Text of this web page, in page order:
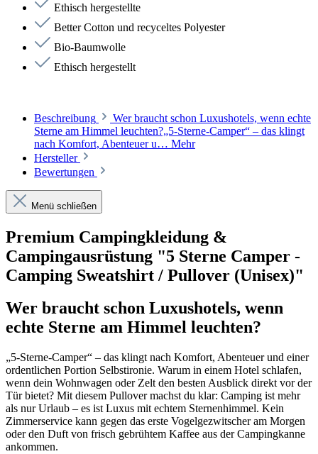
Ethisch hergestellte
Better Cotton und recyceltes Polyester
Bio-Baumwolle
Ethisch hergestellt
Beschreibung
Wer braucht schon Luxushotels, wenn echte
Sterne am Himmel leuchten?„5-Sterne-Camper“ – das klingt
nach Komfort, Abenteuer u… Mehr
Hersteller
Bewertungen
Menü schließen
Premium Campingkleidung &
Campingausrüstung "5 Sterne Camper -
Camping Sweatshirt / Pullover (Unisex)"
Wer braucht schon Luxushotels, wenn
echte Sterne am Himmel leuchten?
„5-Sterne-Camper“ – das klingt nach Komfort, Abenteuer und einer
ordentlichen Portion Selbstironie. Warum in einem Hotel schlafen,
wenn dein Wohnwagen oder Zelt den besten Ausblick direkt vor der
Tür bietet? Mit diesem Pullover machst du klar: Camping ist mehr
als nur Urlaub – es ist Luxus mit echtem Sternenhimmel. Kein
Zimmerservice kann gegen das erste Vogelgezwitscher am Morgen
oder den Duft von frisch gebrühtem Kaffee aus der Campingkanne
ankommen.